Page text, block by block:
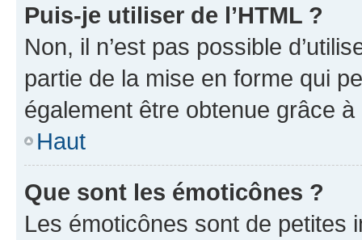
Puis-je utiliser de l’HTML ?
Non, il n’est pas possible
partie de la mise en forme qui
également être obtenue grâce à
Haut
Que sont les émoticônes ?
Les émoticônes sont de petites